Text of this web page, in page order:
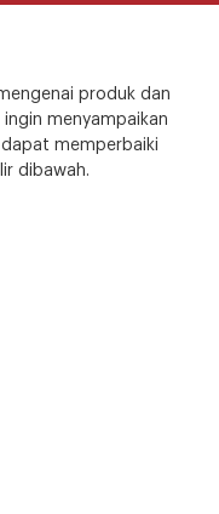
produk dan
menyampaikan
dapat memperbaiki
dibawah.